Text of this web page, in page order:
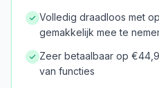
Volledig draadloos met
gemakkelijk mee te
Zeer betaalbaar op
van functies